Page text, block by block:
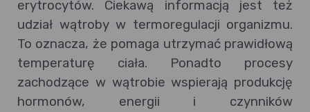
erytrocytów. Ciekawą informacją jest też
udział wątroby w termoregulacji organizmu.
To oznacza, że pomaga utrzymać prawidłową
temperaturę ciała. Ponadto procesy
zachodzące w wątrobie wspierają produkcję
hormonów, energii i czynników